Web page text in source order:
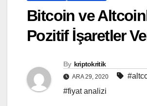
Bitcoin ve
Pozitif İşaretler
By kriptokritik
ARA 29, 2020
#fiyat analizi